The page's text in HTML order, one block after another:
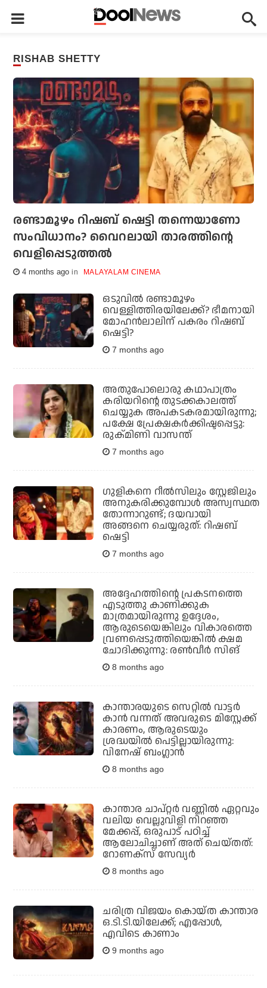
RISHAB SHETTY
രണ്ടാമൂഴം റിഷബ് ഷെട്ടി തന്നെയാണോ
സംവിധാനം? വൈറലായി താരത്തിന്റെ
വെളിപ്പെടുത്തല്‍
4 months ago MALAYALAM CINEMA
ഒടുവില്‍ രണ്ടാമൂഴം
വെള്ളിത്തിരയിലേക്ക്? ഭീമനായി
മോഹന്‍ലാലിന് പകരം റിഷബ്
ഷെട്ടി?
7 months ago
അതുപോലൊരു കഥാപാത്രം
കരിയറിന്റെ തുടക്കകാലത്ത്
ചെയ്യുക അപകടകരമായിരുന്നു;
പക്ഷേ പ്രേക്ഷകര്‍ക്കിഷ്ടപ്പെട്ടു:
രുക്മിണി വാസന്ത്
7 months ago
ഗുളികനെ റീല്‍സിലും സ്റ്റേജിലും
അനുകരിക്കുമ്പോള്‍ അസ്വസ്ഥത
തോന്നാറുണ്ട്; ദയവായി
അങ്ങനെ ചെയ്യരുത്: റിഷബ്
ഷെട്ടി
7 months ago
അദ്ദേഹത്തിന്റെ പ്രകടനത്തെ
എടുത്തു കാണിക്കുക
മാത്രമായിരുന്നു ഉദ്ദേശം,
ആരുടെയെങ്കിലും വികാരത്തെ
വ്രണപ്പെടുത്തിയെങ്കില്‍ ക്ഷമ
ചോദിക്കുന്നു: രണ്‍വീര്‍ സിങ്
8 months ago
കാന്താരയുടെ സെറ്റില്‍ വാട്ടര്‍
കാന്‍ വന്നത് അവരുടെ മിസ്റ്റേക്ക്
കാരണം, ആരുടെയും
ശ്രദ്ധയില്‍ പെട്ടില്ലായിരുന്നു:
വിനേഷ് ബംഗ്ലാന്‍
8 months ago
കാന്താര ചാപ്റ്റര്‍ വണ്ണില്‍ ഏറ്റവും
വലിയ വെല്ലുവിളി നിറഞ്ഞ
മേക്കപ്പ്, ഒരുപാട് പഠിച്ച്
ആലോചിച്ചാണ് അത് ചെയ്തത്:
റോണക്‌സ് സേവ്യര്‍
8 months ago
ചരിത്ര വിജയം കൊയ്ത കാന്താര
ഒ.ടി.ടി.യിലേക്ക്; എപ്പോള്‍,
എവിടെ കാണാം
9 months ago